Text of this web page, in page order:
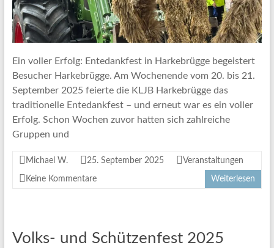
Ein voller Erfolg: Entedankfest in Harkebrügge begeistert
Besucher Harkebrügge. Am Wochenende vom 20. bis 21.
September 2025 feierte die KLJB Harkebrügge das
traditionelle Entedankfest – und erneut war es ein voller
Erfolg. Schon Wochen zuvor hatten sich zahlreiche
Gruppen und
Michael W. 25. September 2025 Veranstaltungen
Keine Kommentare Weiterlesen
Volks- und Schützenfest 2025